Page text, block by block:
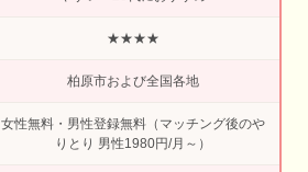
★★★★
柏原市および全国各地
女性無料・男性登録無料（マッチング後のや
りとり 男性1980円/月～）